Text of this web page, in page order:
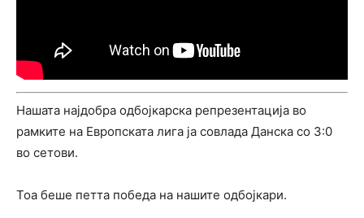
Нашата најдобра одбојкарска репрезентација во
рамките на Европската лига ја совлада Данска со 3:0
во сетови.
Тоа беше петта победа на нашите одбојкари.